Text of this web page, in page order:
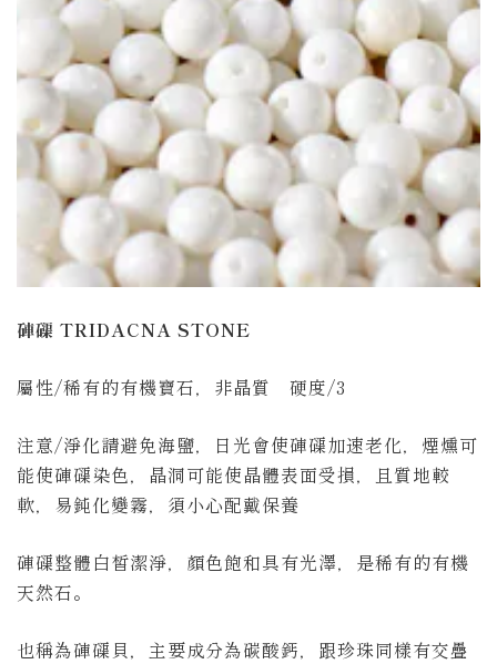
硨磲 TRIDACNA STONE
屬性/稀有的有機寶石，非晶質 硬度/3
注意/淨化請避免海鹽，日光會使硨磲加速老化，煙燻可
能使硨磲染色，晶洞可能使晶體表面受損，且質地較
軟，易鈍化變霧，須小心配戴保養
硨磲整體白皙潔淨，顏色飽和具有光澤，是稀有的有機
天然石。
也稱為硨磲貝，主要成分為碳酸鈣，跟珍珠同樣有交疊